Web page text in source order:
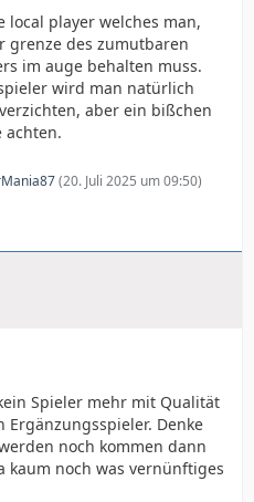
local player welches man,
grenze des zumutbaren
im auge behalten muss.
wird man natürlich
aber ein bißchen
achten.
(20. Juli 2025 um 09:50)
Spieler mehr mit Qualität
Denke
noch kommen dann
kaum noch was vernünftiges